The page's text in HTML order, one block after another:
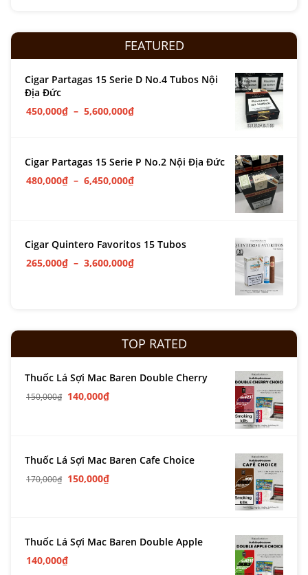
FEATURED
Cigar Partagas 15 Serie D No.4 Tubos Nội
Địa Đức
450,000₫ – 5,600,000₫
Cigar Partagas 15 Serie P No.2 Nội Địa Đức
480,000₫ – 6,450,000₫
Cigar Quintero Favoritos 15 Tubos
265,000₫ – 3,600,000₫
TOP RATED
Thuốc Lá Sợi Mac Baren Double Cherry
150,000₫ 140,000₫
Thuốc Lá Sợi Mac Baren Cafe Choice
170,000₫ 150,000₫
Thuốc Lá Sợi Mac Baren Double Apple
140,000₫